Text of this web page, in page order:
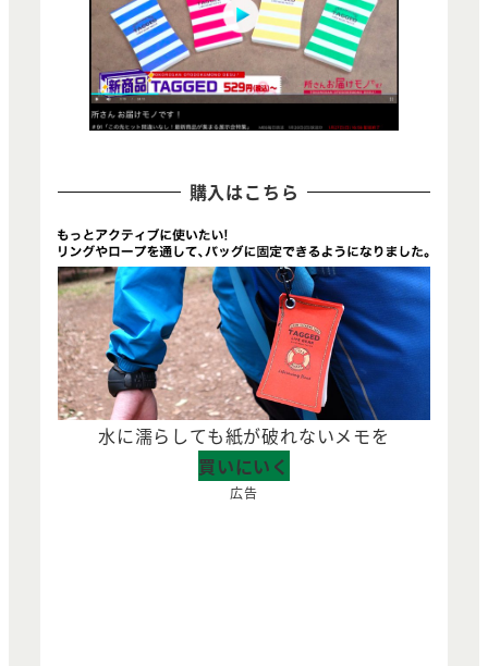
購入はこちら
水に濡らしても紙が破れないメモを
買いにいく
広告